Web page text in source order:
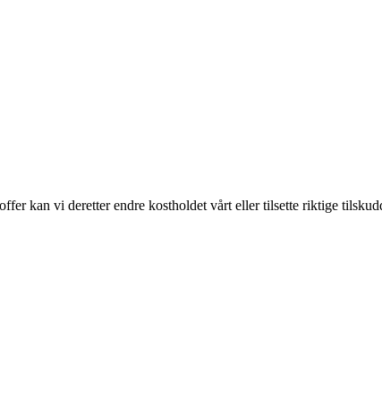
kan vi deretter endre kostholdet vårt eller tilsette riktige